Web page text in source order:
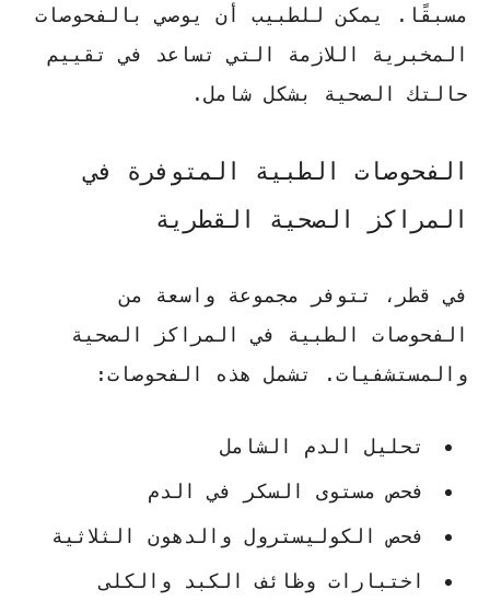
مسبقًا. يمكن للطبيب أن يوصي بالفحوصات
المخبرية اللازمة التي تساعد في تقييم
حالتك الصحية بشكل شامل.
الفحوصات الطبية المتوفرة في
المراكز الصحية القطرية
في قطر، تتوفر مجموعة واسعة من
الفحوصات الطبية في المراكز الصحية
والمستشفيات. تشمل هذه الفحوصات:
تحليل الدم الشامل
فحص مستوى السكر في الدم
فحص الكوليسترول والدهون الثلاثية
اختبارات وظائف الكبد والكلى